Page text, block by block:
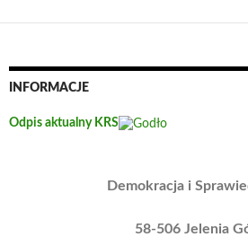
INFORMACJE
Odpis aktualny KRS
Demokracja i
58-506 Jelenia